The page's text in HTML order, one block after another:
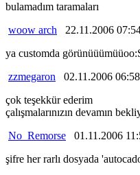
bulamadım taramaları
woow arch 22.11.2006
ya customda
zzmegaron 02.11.2006
çok teşekkür ederim
çalışmalarınızın devamın
No_Remorse 01.11.2006
şifre her rarlı dosyada